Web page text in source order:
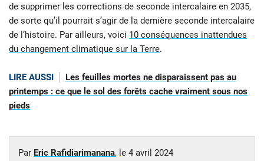
de supprimer les corrections de seconde intercalaire en 2035,
de sorte qu’il pourrait s’agir de la dernière seconde intercalaire
de l’histoire. Par ailleurs, voici 10 conséquences inattendues
du changement climatique sur la Terre.
LIRE AUSSI
Les feuilles mortes ne disparaissent pas au
printemps : ce que le sol des forêts cache vraiment sous nos
pieds
Par Eric Rafidiarimanana, le 4 avril 2024